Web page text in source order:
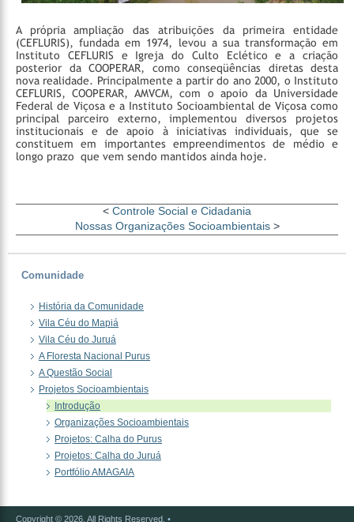
A própria ampliação das atribuições da primeira entidade
(CEFLURIS), fundada em 1974, levou a sua transformação em
Instituto CEFLURIS e Igreja do Culto Eclético e a criação
posterior da COOPERAR, como conseqüências diretas desta
nova realidade. Principalmente a partir do ano 2000, o Instituto
CEFLURIS, COOPERAR, AMVCM, com o apoio da Universidade
Federal de Viçosa e a Instituto Socioambiental de Viçosa como
principal parceiro externo, implementou diversos projetos
institucionais e de apoio à iniciativas individuais, que se
constituem em importantes empreendimentos de médio e
longo prazo que vem sendo mantidos ainda hoje.
< Controle Social e Cidadania
Nossas Organizações Socioambientais>
Comunidade
História da Comunidade
Vila Céu do Mapiá
Vila Céu do Juruá
A Floresta Nacional Purus
A Questão Social
Projetos Socioambientais
Introdução
Organizações Socioambientais
Projetos: Calha do Purus
Projetos: Calha do Juruá
Portfólio AMAGAIA
Copyright © 2026. All Rights Reserved. •